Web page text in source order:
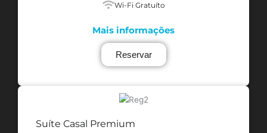
Wi-Fi Gratuíto
Mais informações
Reservar
Suíte Casal Premium